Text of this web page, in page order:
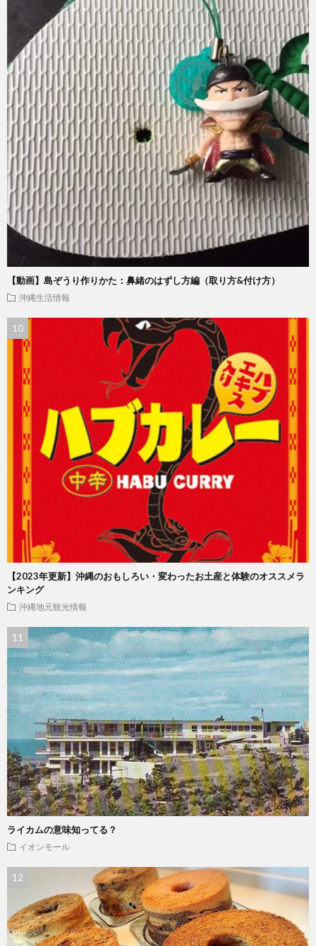
【動画】島ぞうり作りかた：鼻緒のはずし方編（取り方&付け方）
沖縄生活情報
【2023年更新】沖縄のおもしろい・変わったお土産と体験のオススメラ
ンキング
沖縄地元観光情報
ライカムの意味知ってる？
イオンモール